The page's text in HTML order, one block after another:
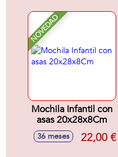
NOVEDAD
Mochila Infantil con
asas 20x28x8Cm
36 meses 22,00 €